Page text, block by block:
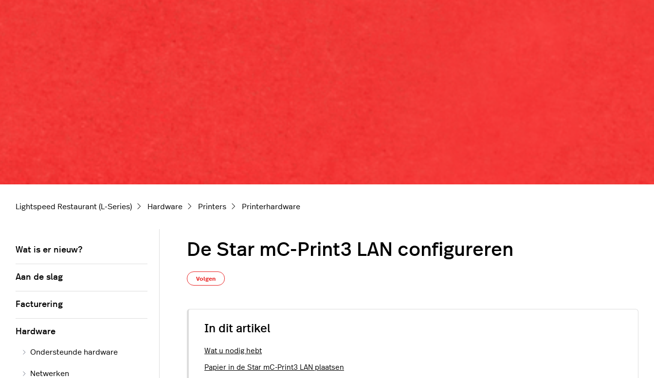
Lightspeed Restaurant (L-Series) Hardware Printers Printerhardware
De Star mC-Print3 LAN configureren
Volgen
In dit artikel
Wat u nodig hebt
Papier in de Star mC-Print3 LAN plaatsen
Wat is er nieuw?
Aan de slag
Facturering
Hardware
Ondersteunde hardware
Netwerken